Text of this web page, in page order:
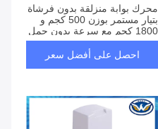
محرك بوابة منزلقة بدون فرشاة
بتيار مستمر بوزن 500 كجم و
1800 كجم مع سرعة بدون حمل
تبلغ 1850 دورة في الدقيقة
وعزم دوران 55 نيوتن متر
احصل على أفضل سعر